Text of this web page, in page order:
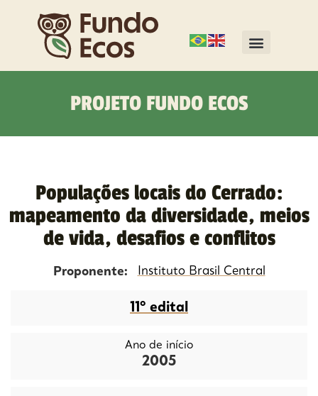
PROJETO FUNDO ECOS
Populações locais do Cerrado:
mapeamento da diversidade, meios
de vida, desafios e conflitos
Proponente: Instituto Brasil Central
11º edital
Ano de início
2005